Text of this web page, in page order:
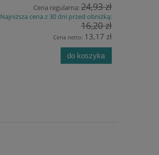
Cena regularna:24,93 zł
Najniższa cena z 30 dni przed obniżką:
16,20 zł
Cena netto: 13,17 zł
do koszyka